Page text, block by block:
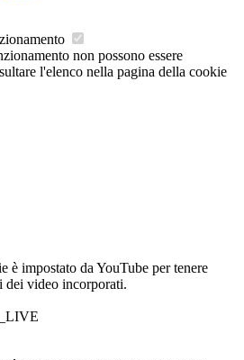
non possono essere
l'elenco nella pagina della cookie
è impostato da YouTube per tenere
dei video incorporati.